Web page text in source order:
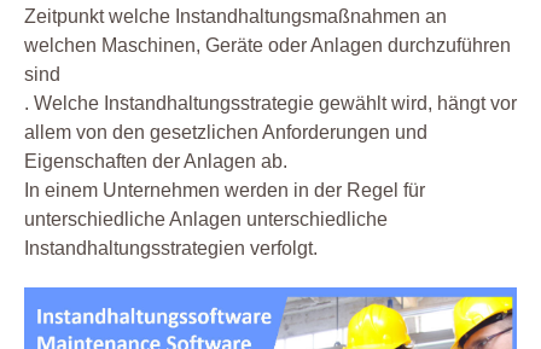
Zeitpunkt welche Instandhaltungsmaßnahmen an
welchen Maschinen, Geräte oder Anlagen durchzuführen
sind
. Welche Instandhaltungsstrategie gewählt wird, hängt vor
allem von den gesetzlichen Anforderungen und
Eigenschaften der Anlagen ab.
In einem Unternehmen werden in der Regel für
unterschiedliche Anlagen unterschiedliche
Instandhaltungsstrategien verfolgt.